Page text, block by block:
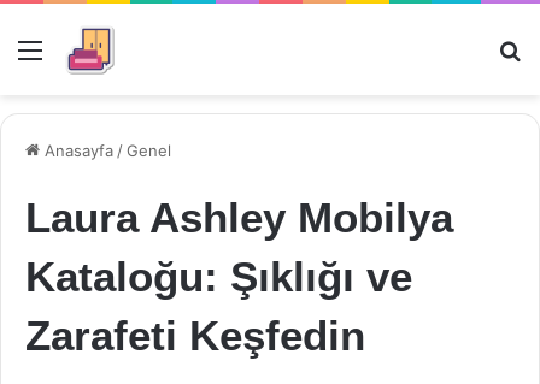
Menü
Anasayfa /Genel
Laura Ashley Mobilya
Kataloğu: Şıklığı ve
Zarafeti Keşfedin